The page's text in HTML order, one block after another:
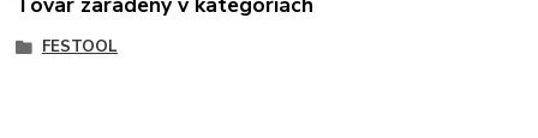
FESTOOL